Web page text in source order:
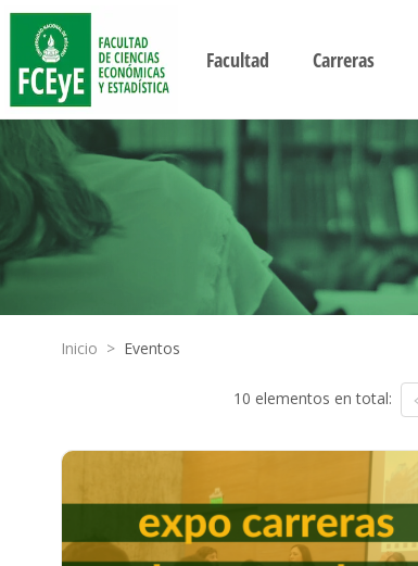
Facultad Carreras
Inicio > Eventos
10 elementos en total: